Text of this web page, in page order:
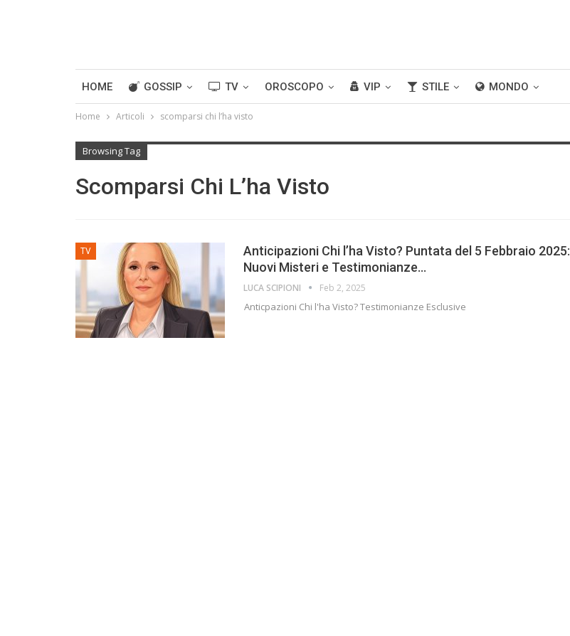
HOME GOSSIP TV OROSCOPO VIP STILE MONDO
Home Articoli scomparsi chi l’ha visto
Browsing Tag
Scomparsi Chi L’ha Visto
TV
Anticipazioni Chi l’ha Visto? Puntata del 5 Febbraio 2025:
Nuovi Misteri e Testimonianze…
LUCA SCIPIONI Feb 2, 2025
Anticpazioni Chi l'ha Visto? Testimonianze Esclusive